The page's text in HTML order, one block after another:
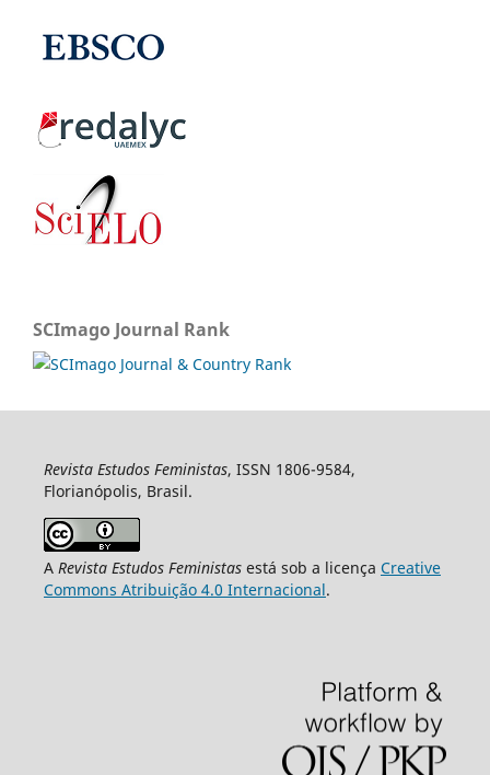
SCImago Journal Rank
Revista Estudos Feministas, ISSN 1806-9584,
Florianópolis, Brasil.
A Revista Estudos Feministasestá sob a licença Creative
Commons Atribuição 4.0 Internacional.